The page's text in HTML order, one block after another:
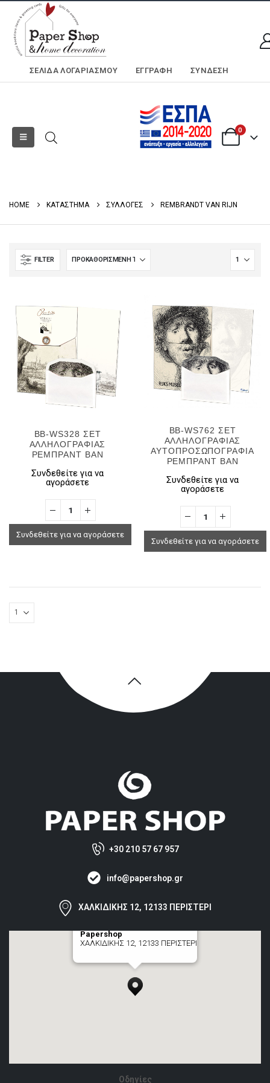
ΣΕΛΊΔΑ ΛΟΓΑΡΙΑΣΜΟΎ ΕΓΓΡΑΦΗ ΣΎΝΔΕΣΗ
0
HOME ΚΑΤΑΣΤΗΜΑ ΣΥΛΛΟΓΕΣ REMBRANDT VAN RIJN
FILTER
BB-WS328 ΣΕΤ
ΑΛΛΗΛΟΓΡΑΦΙΑΣ
ΡΕΜΠΡΑΝΤ ΒΑΝ
Συνδεθείτε για να
αγοράσετε
Συνδεθείτε για να αγοράσετε
BB-WS762 ΣΕΤ
ΑΛΛΗΛΟΓΡΑΦΙΑΣ
ΑΥΤΟΠΡΟΣΩΠΟΓΡΑΦΙΑ
ΡΕΜΠΡΑΝΤ ΒΑΝ
Συνδεθείτε για να
αγοράσετε
Συνδεθείτε για να αγοράσετε
+30 210 57 67 957
info@papershop.gr
ΧΑΛΚΙΔΙΚΗΣ 12, 12133 ΠΕΡΙΣΤΕΡΙ
Papershop
ΧΑΛΚΙΔΙΚΗΣ 12, 12133 ΠΕΡΙΣΤΕΡΙ
Οδηγίες